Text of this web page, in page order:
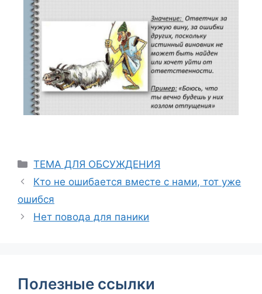
ТЕМА ДЛЯ ОБСУЖДЕНИЯ
Кто не ошибается вместе с нами, тот уже
ошибся
Нет повода для паники
Полезные ссылки